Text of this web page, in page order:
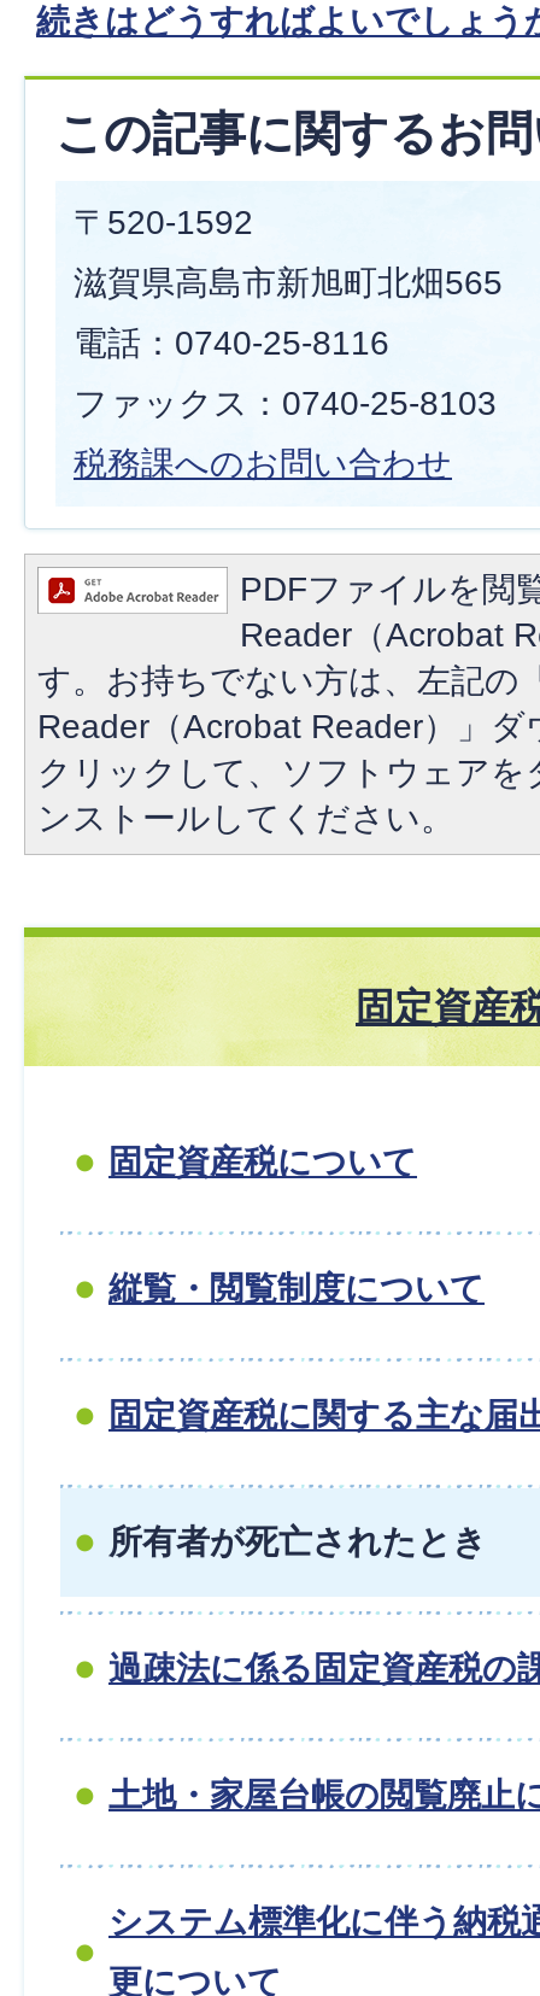
続きはどうすればよいでしょう
この記事に関するお
〒520-1592
滋賀県高島市新旭町北畑565
電話：0740-25-8116
ファックス：0740-25-8103
税務課へのお問い合わせ
PDFファイルを閲
Reader（Acrobat
す。お持ちでない方は、左記の
Reader（Acrobat Reader）」
クリックして、ソフトウェア
ンストールしてください。
固定資産
固定資産税について
縦覧・閲覧制度について
固定資産税に関する主な届
所有者が死亡されたとき
過疎法に係る固定資産税の
土地・家屋台帳の閲覧廃止
システム標準化に伴う納税
更について